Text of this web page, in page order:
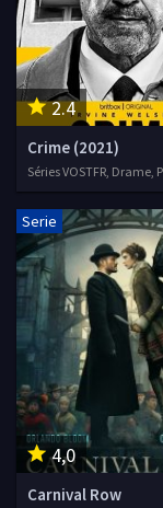
2.4
Crime (2021)
4,0
Serie
Carnival Row